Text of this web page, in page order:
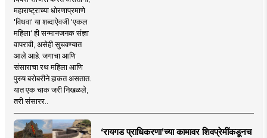
महाराष्ट्राच्या धोरणाप्रमाणे
'विधवा' या शब्दाऐवजी 'एकल
महिला' ही सन्मानजनक संज्ञा
वापरावी, असेही सुचवण्यात
आले आहे. जगाचा आणि
संसाराचा रथ महिला आणि
पुरुष बरोबरीने हाकत असतात.
यात एक चाक जरी निखळले,
तरी संसारर..
‘रायगड प्राधिकरणा’च्या कामावर शिवप्रेमींकडूनच